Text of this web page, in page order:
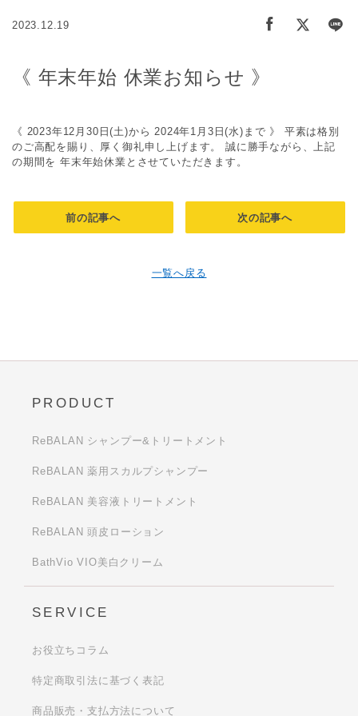
2023.12.19
《 年末年始 休業お知らせ 》
《 2023年12月30日(土)から 2024年1月3日(水)まで 》 平素は格別
のご高配を賜り、厚く御礼申し上げます。 誠に勝手ながら、上記
の期間を 年末年始休業とさせていただきます。
前の記事へ
一覧へ戻る
次の記事へ
PRODUCT
ReBALAN シャンプー&トリートメント
ReBALAN 薬用スカルプシャンプー
ReBALAN 美容液トリートメント
ReBALAN 頭皮ローション
BathVio VIO美白クリーム
SERVICE
お役立ちコラム
特定商取引法に基づく表記
商品販売・支払方法について